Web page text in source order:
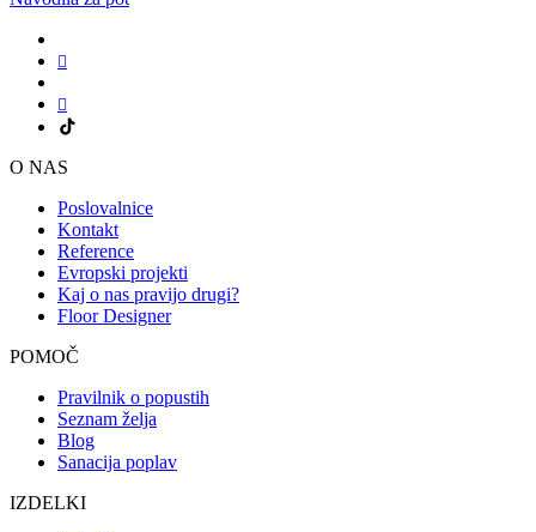
O NAS
Poslovalnice
Kontakt
Reference
Evropski projekti
Kaj o nas pravijo drugi?
Floor Designer
POMOČ
Pravilnik o popustih
Seznam želja
Blog
Sanacija poplav
IZDELKI